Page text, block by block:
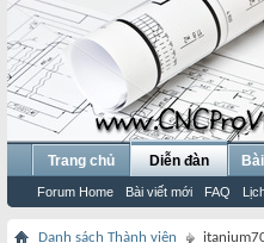
Trang chủ Diễn đàn
Forum Home Bài viết mới FAQ
Danh sách Thành viên